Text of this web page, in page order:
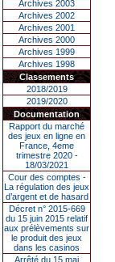
Archives 2003
Archives 2002
Archives 2001
Archives 2000
Archives 1999
Archives 1998
Classements
2018/2019
2019/2020
Documentation
Rapport du marché
des jeux en ligne en
France, 4eme
trimestre 2020 -
18/03/2021
Cour des comptes -
La régulation des jeux
d’argent et de hasard
Décret n° 2015-669
du 15 juin 2015 relatif
aux prélèvements sur
le produit des jeux
dans les casinos
Arrêté du 15 mai